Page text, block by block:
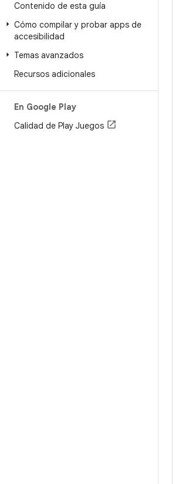
Contenido de esta guía
Cómo compilar y probar apps de
accesibilidad
Temas avanzados
Recursos adicionales
En Google Play
Calidad de Play Juegos